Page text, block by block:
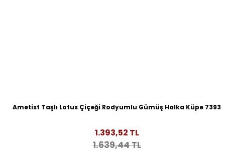
Ametist Taşlı Lotus Çiçeği Rodyumlu Gümüş Halka Küpe 7393
1.393,52 TL
1.639,44 TL